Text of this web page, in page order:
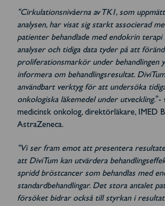
"Cirkulationsnivåerna av TK1, som
analysen, har visat sig starkt associerad
patienter behandlade med endokrin
analyser och tidiga data tyder på att
proliferationsmarkör under behandlingen
informera om behandlingsresultat.
användbart verktyg för att undersöka
onkologiska läkemedel under utveckling."-
medicinsk onkolog, direktörläkare, IMED
AstraZeneca.
"Vi ser fram emot att presentera
att DiviTum kan utvärdera
spridd bröstcancer som behandlas med
standardbehandlingar. Det stora antalet
försöket bidrar också till styrkan i